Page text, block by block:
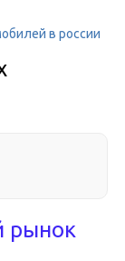
в россии
рынок